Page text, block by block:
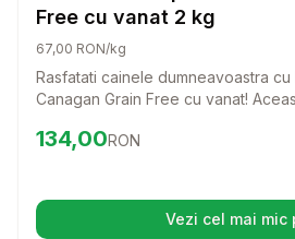
Free cu vanat 2 kg
67,00 RON/kg
Rasfatati cainele dumneavoastra cu
Canagan Grain Free cu vanat!
mica, oferindu-le o alimentatie
Preț:134.00
134,00RON
Vezi cel mai mic
(se